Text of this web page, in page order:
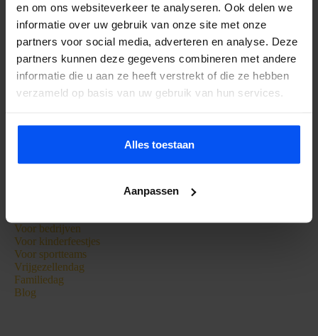
en om ons websiteverkeer te analyseren. Ook delen we
informatie over uw gebruik van onze site met onze
partners voor social media, adverteren en analyse. Deze
partners kunnen deze gegevens combineren met andere
informatie die u aan ze heeft verstrekt of die ze hebben
verzameld op basis van uw gebruik van hun services.
Alles toestaan
Aanpassen
Bubbel Bal
Zieuwentseweg 50
7136LC Zieuwent
Tel:+31 615295581
info@bubbelbal.nl
Extra Informatie
Voor bedrijven
Voor kinderfeestjes
Voor sportteams
Vrijgezellendag
Familiedag
Blog